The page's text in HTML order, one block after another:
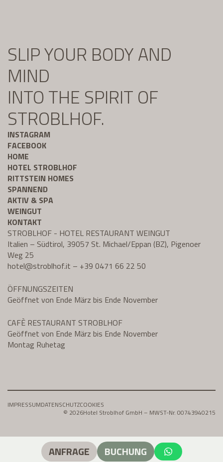
SLIP YOUR BODY AND
MIND
INTO THE SPIRIT OF
STROBLHOF.
INSTAGRAM
FACEBOOK
HOME
HOTEL STROBLHOF
RITTSTEIN HOMES
SPANNEND
AKTIV & SPA
WEINGUT
KONTAKT
STROBLHOF - HOTEL RESTAURANT WEINGUT
Italien – Südtirol, 39057 St. Michael/Eppan (BZ), Pigenoer
Weg 25
hotel@stroblhof.it – +39 0471 66 22 50
ÖFFNUNGSZEITEN
Geöffnet von Ende März bis Ende November
CAFÈ RESTAURANT STROBLHOF
Geöffnet von Ende März bis Ende November
Montag Ruhetag
IMPRESSUMDATENSCHUTZCOOKIES
© 2026Hotel Stroblhof GmbH – MWST-Nr. 00743940215
ANFRAGE BUCHUNG